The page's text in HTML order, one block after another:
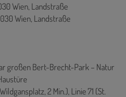
Wien, Landstraße
Wien, Landstraße
großen Bert-Brecht-Park – Natur
2 Min.), Linie 71 (St.